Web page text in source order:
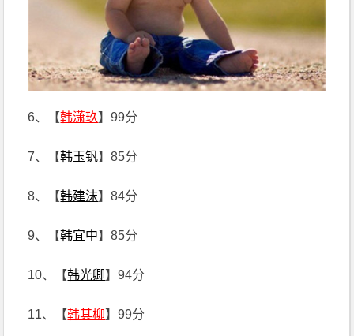
6、【韩潇玖】99分
7、【韩玉钒】85分
8、【韩建沫】84分
9、【韩宜中】85分
10、【韩光卿】94分
11、【韩其柳】99分